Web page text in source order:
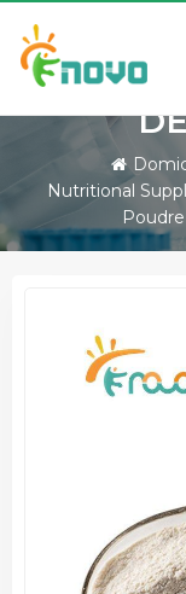
Nutritional